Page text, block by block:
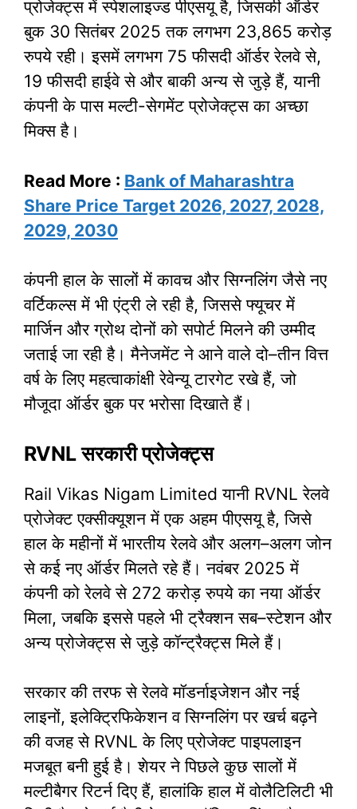
प्रोजेक्ट्स में स्पेशलाइज्ड पीएसयू है, जिसकी ऑर्डर
बुक 30 सितंबर 2025 तक लगभग 23,865 करोड़
रुपये रही। इसमें लगभग 75 फीसदी ऑर्डर रेलवे से,
19 फीसदी हाईवे से और बाकी अन्य से जुड़े हैं, यानी
कंपनी के पास मल्टी-सेगमेंट प्रोजेक्ट्स का अच्छा
मिक्स है।
Read More : Bank of Maharashtra
Share Price Target 2026, 2027, 2028,
2029, 2030
कंपनी हाल के सालों में कावच और सिग्नलिंग जैसे नए
वर्टिकल्स में भी एंट्री ले रही है, जिससे फ्यूचर में
मार्जिन और ग्रोथ दोनों को सपोर्ट मिलने की उम्मीद
जताई जा रही है। मैनेजमेंट ने आने वाले दो–तीन वित्त
वर्ष के लिए महत्वाकांक्षी रेवेन्यू टारगेट रखे हैं, जो
मौजूदा ऑर्डर बुक पर भरोसा दिखाते हैं।
RVNL सरकारी प्रोजेक्ट्स
Rail Vikas Nigam Limited यानी RVNL रेलवे
प्रोजेक्ट एक्सीक्यूशन में एक अहम पीएसयू है, जिसे
हाल के महीनों में भारतीय रेलवे और अलग–अलग जोन
से कई नए ऑर्डर मिलते रहे हैं। नवंबर 2025 में
कंपनी को रेलवे से 272 करोड़ रुपये का नया ऑर्डर
मिला, जबकि इससे पहले भी ट्रैक्शन सब–स्टेशन और
अन्य प्रोजेक्ट्स से जुड़े कॉन्ट्रैक्ट्स मिले हैं।
सरकार की तरफ से रेलवे मॉडर्नाइजेशन और नई
लाइनों, इलेक्ट्रिफिकेशन व सिग्नलिंग पर खर्च बढ़ने
की वजह से RVNL के लिए प्रोजेक्ट पाइपलाइन
मजबूत बनी हुई है। शेयर ने पिछले कुछ सालों में
मल्टीबैगर रिटर्न दिए हैं, हालांकि हाल में वोलैटिलिटी भी